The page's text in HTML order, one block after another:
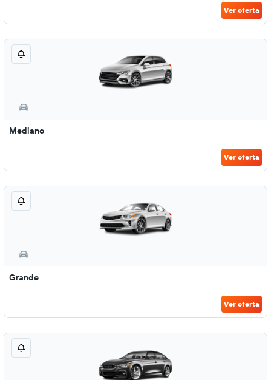
Ver oferta
Mediano
Ver oferta
Grande
Ver oferta